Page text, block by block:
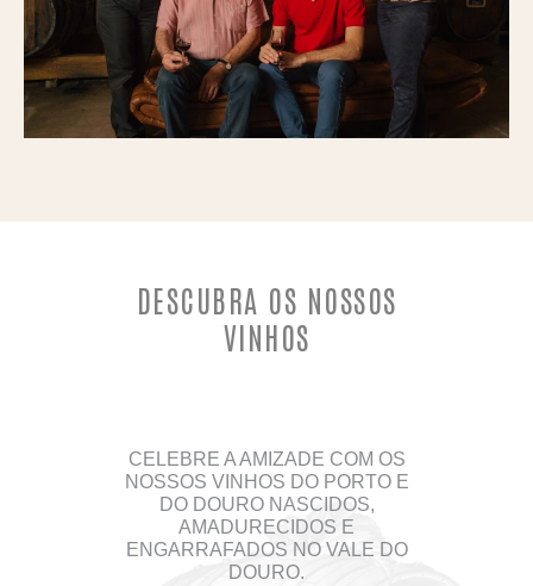
DESCUBRA OS NOSSOS
VINHOS
CELEBRE A AMIZADE COM OS
NOSSOS VINHOS DO PORTO E
DO DOURO NASCIDOS,
AMADURECIDOS E
ENGARRAFADOS NO VALE DO
DOURO.